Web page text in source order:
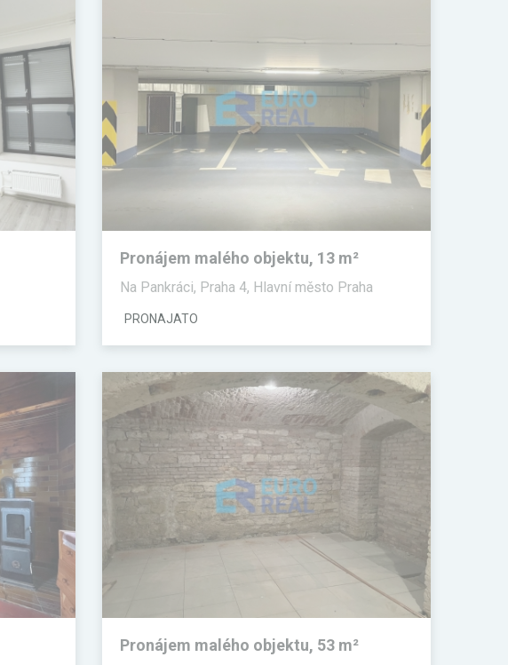
Pronájem malého objektu, 13 m²
Na Pankráci, Praha 4, Hlavní město Praha
PRONAJATO
Pronájem malého objektu, 53 m²